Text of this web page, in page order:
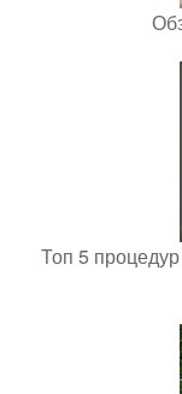
Топ 5